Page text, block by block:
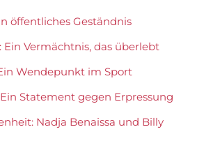
öffentliches Geständnis
Ein Vermächtnis, das überlebt
Wendepunkt im Sport
Statement gegen Erpressung
Nadja Benaissa und Billy